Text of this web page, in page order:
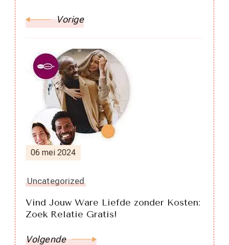
Vorige
06 mei 2024
Uncategorized
Vind Jouw Ware Liefde zonder Kosten:
Zoek Relatie Gratis!
Volgende